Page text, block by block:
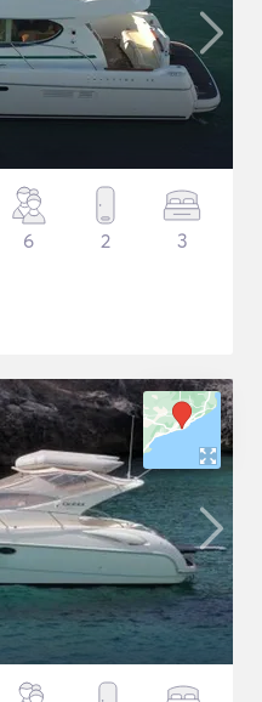
6 2 3